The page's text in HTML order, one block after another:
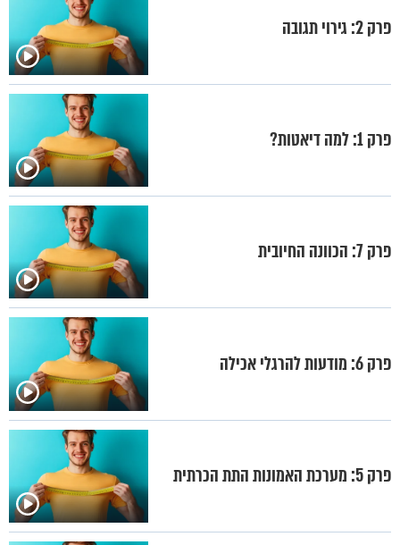
פרק 2: גירוי תגובה
פרק 1: למה דיאטות?
פרק 7: הכוונה החיובית
פרק 6: מודעות להרגלי אכילה
פרק 5: מערכת האמונות התת הכרתית